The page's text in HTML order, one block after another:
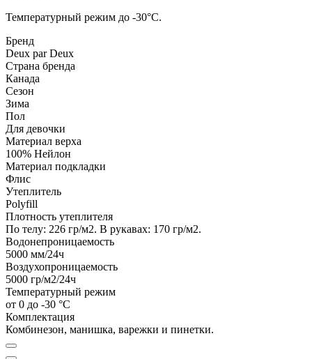
Температурный режим до -30°C.
Бренд
Deux par Deux
Страна бренда
Канада
Сезон
Зима
Пол
Для девочки
Материал верха
100% Нейлон
Материал подкладки
Флис
Утеплитель
Polyfill
Плотность утеплителя
По телу: 226 гр/м2. В рукавах: 170 гр/м2.
Водонепроницаемость
5000 мм/24ч
Воздухопроницаемость
5000 гр/м2/24ч
Температурный режим
от 0 до -30 °C
Комплектация
Комбинезон, манишка, варежки и пинетки.